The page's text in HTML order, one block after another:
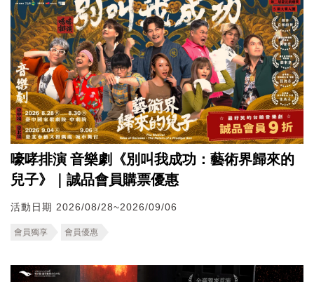
嚎哮排演 音樂劇《別叫我成功：藝術界歸來的
兒子》｜誠品會員購票優惠
活動日期 2026/08/28~2026/09/06
會員獨享 會員優惠